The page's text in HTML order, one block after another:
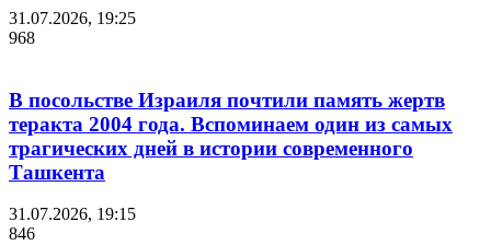
31.07.2026, 19:25
968
В посольстве Израиля почтили память жертв
теракта 2004 года. Вспоминаем один из самых
трагических дней в истории современного
Ташкента
31.07.2026, 19:15
846